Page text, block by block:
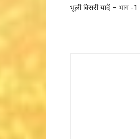
भूली बिसरी यादें – भाग -1